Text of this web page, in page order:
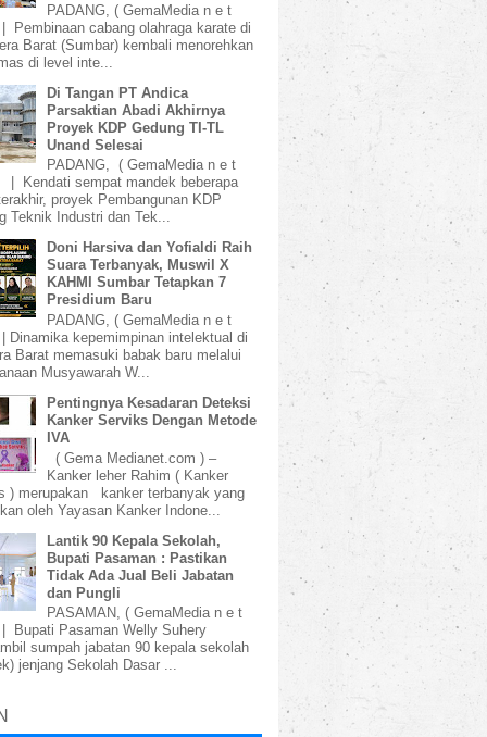
PADANG, ( GemaMedia n e t
Pembinaan cabang olahraga karate di
Barat (Sumbar) kembali menorehkan
di level inte...
Di Tangan PT Andica
Parsaktian Abadi Akhirnya
Proyek KDP Gedung TI-TL
Unand Selesai
PADANG, ( GemaMedia n e t
Kendati sempat mandek beberapa
proyek Pembangunan KDP
Teknik Industri dan Tek...
Doni Harsiva dan Yofialdi Raih
Suara Terbanyak, Muswil X
KAHMI Sumbar Tetapkan 7
Presidium Baru
PADANG, ( GemaMedia n e t
Dinamika kepemimpinan intelektual di
Barat memasuki babak baru melalui
Musyawarah W...
Pentingnya Kesadaran Deteksi
Kanker Serviks Dengan Metode
IVA
( Gema Medianet.com ) –
Kanker leher Rahim ( Kanker
) merupakan kanker terbanyak yang
oleh Yayasan Kanker Indone...
Lantik 90 Kepala Sekolah,
Bupati Pasaman : Pastikan
Tidak Ada Jual Beli Jabatan
dan Pungli
PASAMAN, ( GemaMedia n e t
Bupati Pasaman Welly Suhery
sumpah jabatan 90 kepala sekolah
jenjang Sekolah Dasar ...